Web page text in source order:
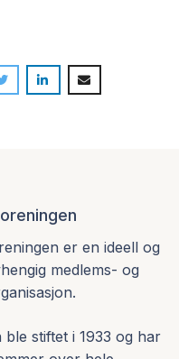
er en ideell og
medlems- og
ble stiftet i 1933 og har